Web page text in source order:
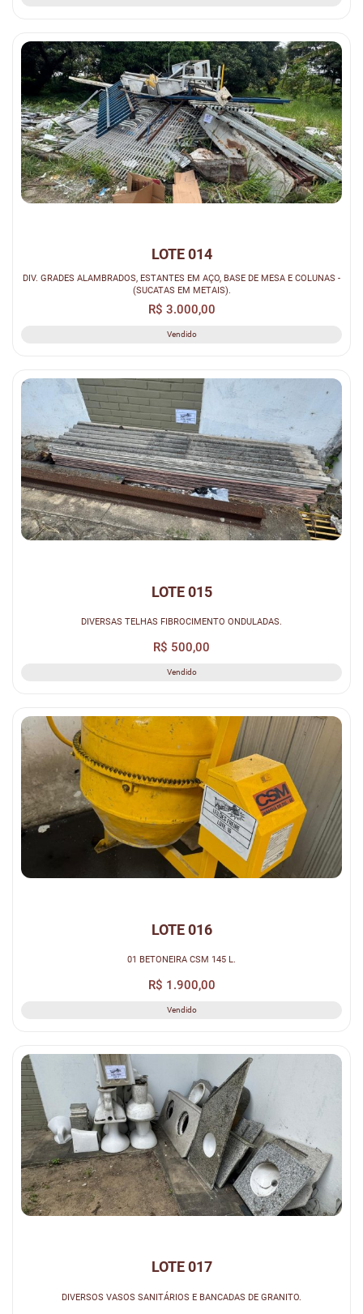
LOTE 014
DIV. GRADES ALAMBRADOS, ESTANTES EM AÇO, BASE DE MESA E COLUNAS -
(SUCATAS EM METAIS).
R$ 3.000,00
Vendido
LOTE 015
DIVERSAS TELHAS FIBROCIMENTO ONDULADAS.
R$ 500,00
Vendido
LOTE 016
01 BETONEIRA CSM 145 L.
R$ 1.900,00
Vendido
LOTE 017
DIVERSOS VASOS SANITÁRIOS E BANCADAS DE GRANITO.